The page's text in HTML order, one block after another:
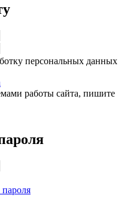
персональных данных
работы сайта, пишите